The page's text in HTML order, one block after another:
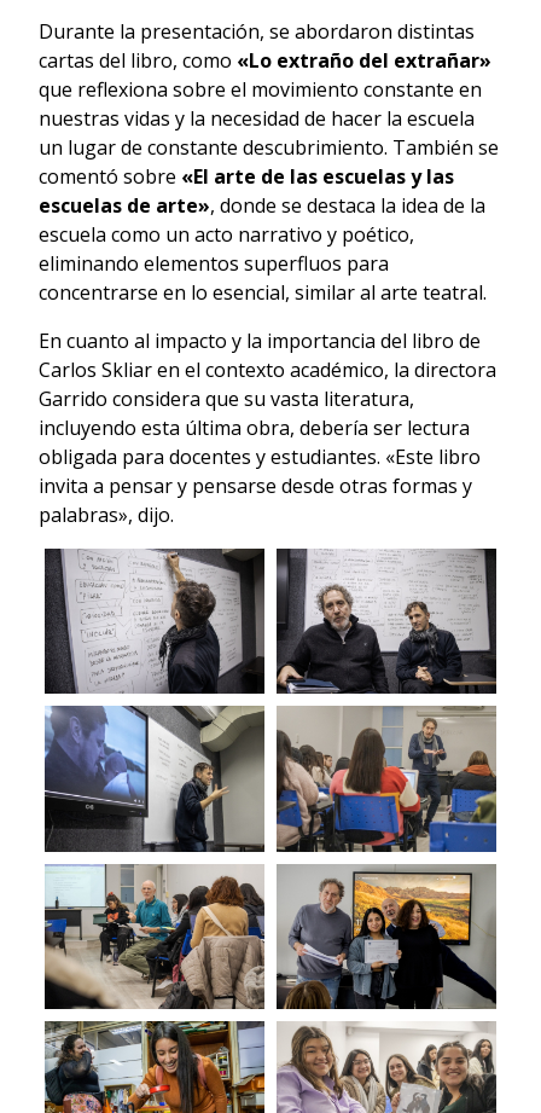
Durante la presentación, se abordaron distintas
cartas del libro, como «Lo extraño del extrañar»
que reflexiona sobre el movimiento constante en
nuestras vidas y la necesidad de hacer la escuela
un lugar de constante descubrimiento. También se
comentó sobre «El arte de las escuelas y las
escuelas de arte», donde se destaca la idea de la
escuela como un acto narrativo y poético,
eliminando elementos superfluos para
concentrarse en lo esencial, similar al arte teatral.
En cuanto al impacto y la importancia del libro de
Carlos Skliar en el contexto académico, la directora
Garrido considera que su vasta literatura,
incluyendo esta última obra, debería ser lectura
obligada para docentes y estudiantes. «Este libro
invita a pensar y pensarse desde otras formas y
palabras», dijo.